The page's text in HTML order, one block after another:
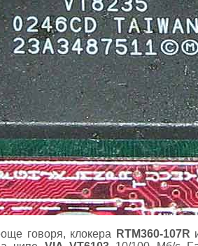
говоря, клокера RTM360-107R